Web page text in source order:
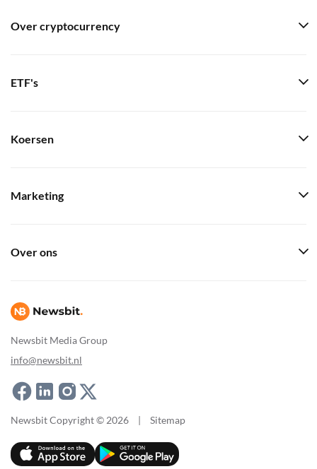
Newsbit Media Group
info@newsbit.nl
Over cryptocurrency
ETF's
Koersen
Marketing
Over ons
Newsbit Copyright © 2026 | Sitemap